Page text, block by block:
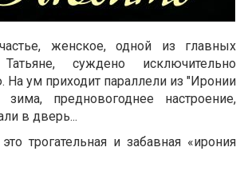
женское, одной из главных
суждено исключительно
На ум приходит параллели из "Иронии
предновогоднее настроение,
в дверь...
трогательная и забавная «ирония